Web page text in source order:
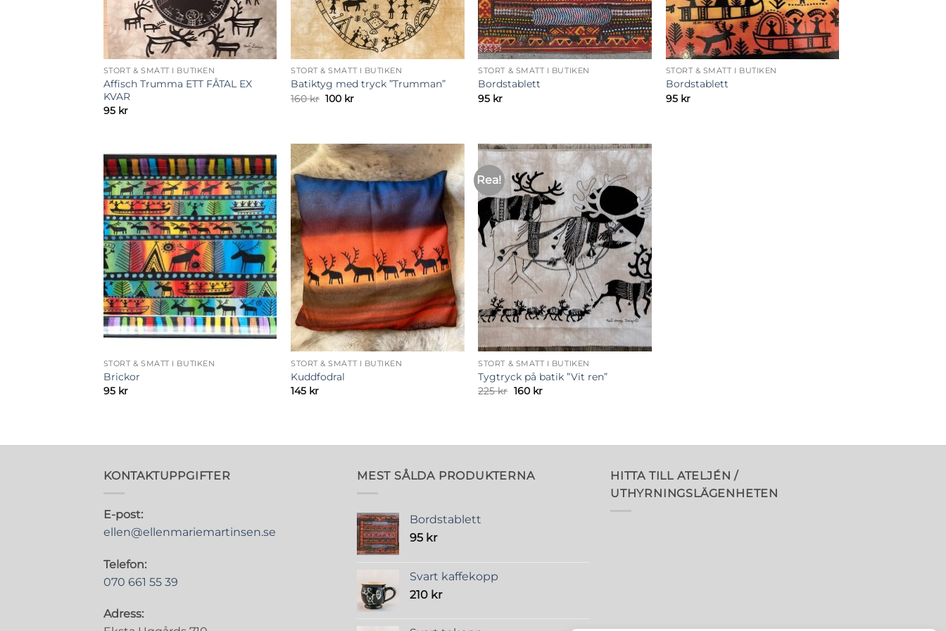
STORT & SMÅTT I BUTIKEN
Affisch Trumma ETT FÅTAL EX
KVAR
95 kr
STORT & SMÅTT I BUTIKEN
Batiktyg med tryck ”Trumman”
160kr Det
100 krDet
STORT & SMÅTT I BUTIKEN
Bordstablett
95 kr
STORT & SMÅTT I BUTIKEN
Bordstablett
95 kr
STORT & SMÅTT I BUTIKEN
Brickor
95 kr
STORT & SMÅTT I BUTIKEN
Kuddfodral
145 kr
Rea!
STORT & SMÅTT I BUTIKEN
Tygtryck på batik ”Vit ren”
225kr Det
160 krDet
KONTAKTUPPGIFTER
E-post:
ellen@ellenmariemartinsen.se
Telefon:
070 661 55 39
Adress:
MEST SÅLDA PRODUKTERNA
Bordstablett
95 kr
Svart kaffekopp
210 kr
HITTA TILL ATELJÉN /
UTHYRNINGSLÄGENHETEN